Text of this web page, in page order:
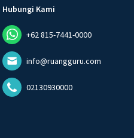
Hubungi Kami
+62 815-7441-0000
info@ruangguru.com
02130930000